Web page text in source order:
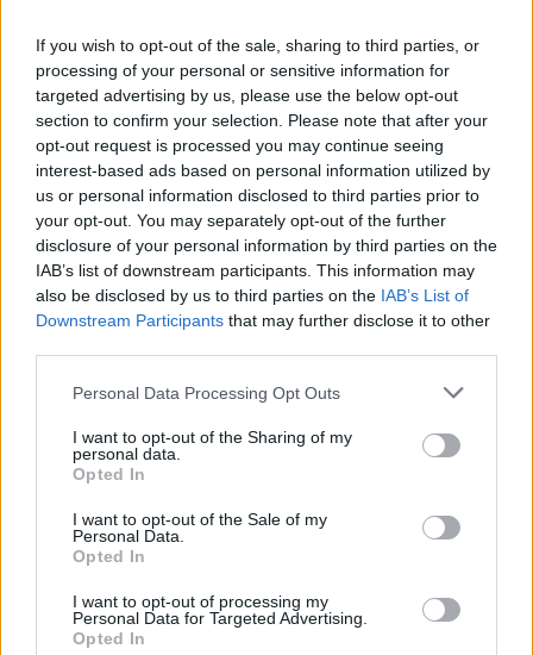
If you wish to opt-out of the sale, sharing to third parties, or
processing of your personal or sensitive information for
targeted advertising by us, please use the below opt-out
section to confirm your selection. Please note that after your
opt-out request is processed you may continue seeing
interest-based ads based on personal information utilized by
us or personal information disclosed to third parties prior to
your opt-out. You may separately opt-out of the further
disclosure of your personal information by third parties on the
IAB’s list of downstream participants. This information may
also be disclosed by us to third parties on the IAB’s List of
Downstream Participants that may further disclose it to other
Please note that this website/app uses one or more Google
not limited to your visit or usage behaviour. You may click to
grant or deny consent to Google and its third-party tags to
use your data for below specified purposes in below Google
consent section.
Personal Data Processing Opt Outs
I want to opt-out of the Sharing of my
personal data.
Opted In
I want to opt-out of the Sale of my
Personal Data.
Opted In
I want to opt-out of processing my
Personal Data for Targeted Advertising.
Opted In
Ευτυχώς εκείνη την ώρα δεν περνούσε κανείς
Απίστευτο σκηνικό σε κηδεία: 20χρονος χόρευε
πάνω από το φέρετρο και τράβαγε τα γένια των
ΑΝΑΡΤΗΘΗΚΕ ΑΠΟΕΛΕΑΝΑ ΖΑΜΠΑΡΑ
Νέας Σμύρνης, την ώρα που τελούνταν η κηδεία μιας 70χρονης
γυναίκας. Όπως αναφέρει…